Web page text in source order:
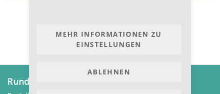
MEHR INFORMATIONEN ZU
EINSTELLUNGEN
ABLEHNEN
Rund um Bestellungen